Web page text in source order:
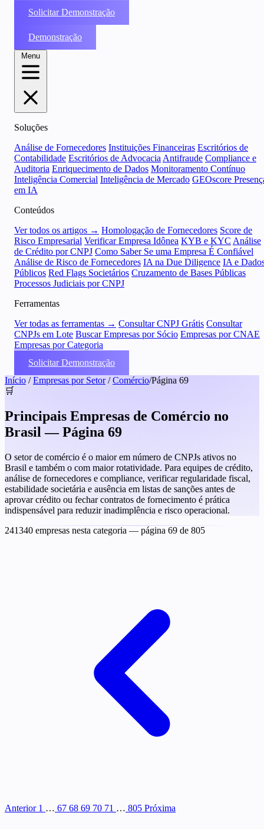
Solicitar Demonstração
Demonstração
Menu
Soluções
Análise de Fornecedores Instituições Financeiras Escritórios de
Contabilidade Escritórios de Advocacia Antifraude Compliance e
Auditoria Enriquecimento de Dados Monitoramento Contínuo
Inteligência Comercial Inteligência de Mercado GEOscore
em IA
Conteúdos
Ver todos os artigos → Homologação de Fornecedores Score de
Risco Empresarial Verificar Empresa Idônea KYB e KYC Análise
de Crédito por CNPJ Como Saber Se uma Empresa É Confiável
Análise de Risco de Fornecedores IA na Due Diligence IA e
Públicos Red Flags Societários Cruzamento de Bases Públicas
Processos Judiciais por CNPJ
Ferramentas
Ver todas as ferramentas → Consultar CNPJ Grátis Consultar
CNPJs em Lote Buscar Empresas por Sócio Empresas por CNAE
Empresas por Categoria
Solicitar Demonstração
Início / Empresas por Setor / Comércio/Página 69
🛒
Principais Empresas de Comércio no
Brasil — Página 69
O setor de comércio é o maior em número de CNPJs ativos no
Brasil e também o com maior rotatividade. Para equipes de crédito,
análise de fornecedores e compliance, verificar regularidade fiscal,
estabilidade societária e ausência em listas de sanções antes de
aprovar crédito ou fechar contratos de fornecimento é prática
indispensável para reduzir inadimplência e risco operacional.
241340 empresas nesta categoria — página 69 de 805
Anterior 1 … 67 68 69 70 71 … 805 Próxima